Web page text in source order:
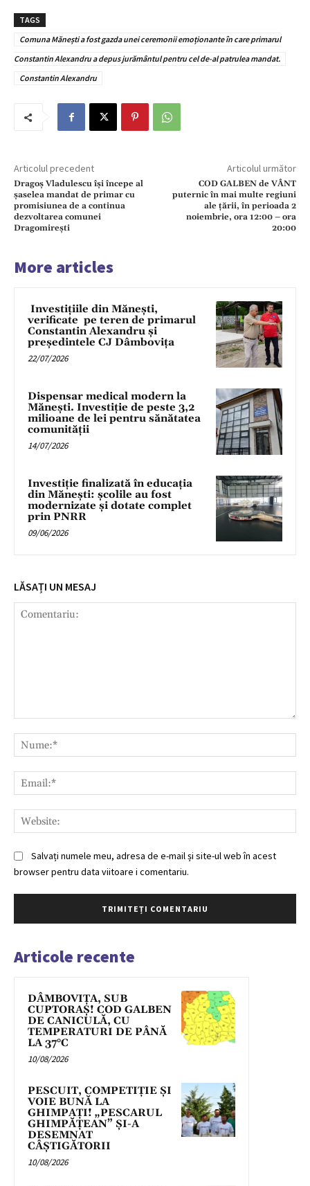
TAGS
Comuna Mănești a fost gazda unei ceremonii emoționante în care primarul
Constantin Alexandru a depus jurământul pentru cel de-al patrulea mandat.
Constantin Alexandru
Articolul precedent
Dragoș Vladulescu își începe al
șaselea mandat de primar cu
promisiunea de a continua
dezvoltarea comunei
Dragomirești
Articolul următor
COD GALBEN de VÂNT
puternic în mai multe regiuni
ale țării, în perioada 2
noiembrie, ora 12:00 – ora
20:00
More articles
Investițiile din Mănești,
verificate pe teren de primarul
Constantin Alexandru și
președintele CJ Dâmbovița
22/07/2026
Dispensar medical modern la
Mănești. Investiție de peste 3,2
milioane de lei pentru sănătatea
comunității
14/07/2026
Investiție finalizată în educația
din Mănești: școlile au fost
modernizate și dotate complet
prin PNRR
09/06/2026
LĂSAȚI UN MESAJ
Salvați numele meu, adresa de e-mail și site-ul web în acest
browser pentru data viitoare i comentariu.
Articole recente
DÂMBOVIȚA, SUB
CUPTORAȘ! COD GALBEN
DE CANICULĂ, CU
TEMPERATURI DE PÂNĂ
LA 37°C
10/08/2026
PESCUIT, COMPETIȚIE ȘI
VOIE BUNĂ LA
GHIMPAȚI! „PESCARUL
GHIMPĂȚEAN” ȘI-A
DESEMNAT
CÂȘTIGĂTORII
10/08/2026